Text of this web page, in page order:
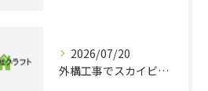
2026/07/20
外構工事でスカイビューを実現する最新デザインと機能性のポイントを徹底解説